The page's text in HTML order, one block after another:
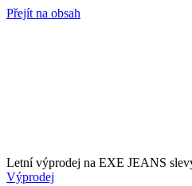
Přejít na obsah
Letní výprodej na EXE JEANS
Výprodej